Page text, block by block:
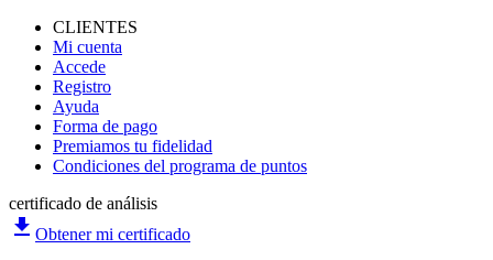
CLIENTES
Mi cuenta
Accede
Registro
Ayuda
Forma de pago
Premiamos tu fidelidad
Condiciones del programa de puntos
certificado de análisis
file_download Obtener mi certificado